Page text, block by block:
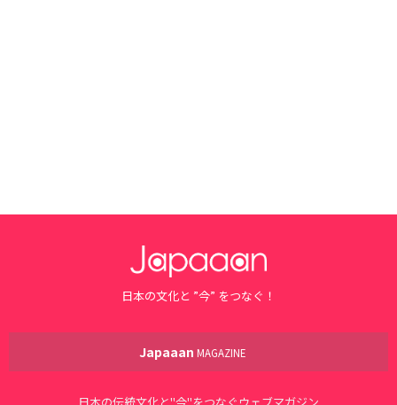
日本の文化と ”今” をつなぐ！
Japaaan MAGAZINE